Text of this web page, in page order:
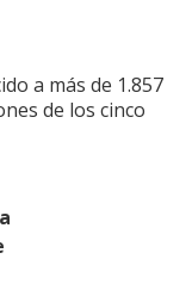
a más de 1.857
de los cinco